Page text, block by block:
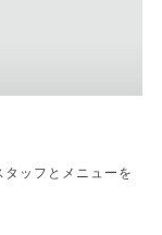
ッフとメニューを